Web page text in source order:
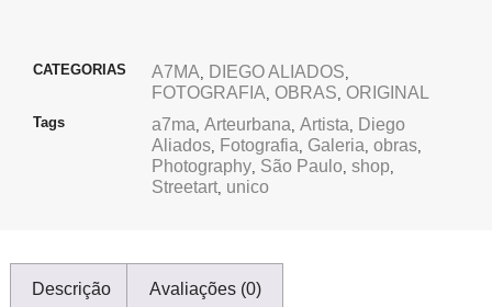
CATEGORIAS A7MA, DIEGO ALIADOS,
FOTOGRAFIA, OBRAS, ORIGINAL
Tags a7ma, Arteurbana, Artista, Diego
Aliados, Fotografia, Galeria, obras,
Photography, São Paulo, shop,
Streetart, unico
Descrição Avaliações (0)